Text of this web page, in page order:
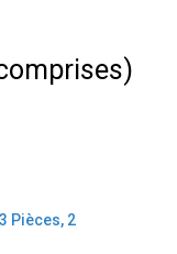
Pièces, 2